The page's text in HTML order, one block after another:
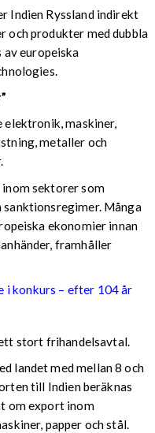
Indien Ryssland indirekt
och produkter med dubbla
europeiska
elektronik, maskiner,
metaller och
inom sektorer som
Många
ekonomier innan
framhåller
i konkurs – efter 104 år
stort frihandelsavtal.
landet med mellan 8 och
till Indien beräknas
om export inom
papper och stål.